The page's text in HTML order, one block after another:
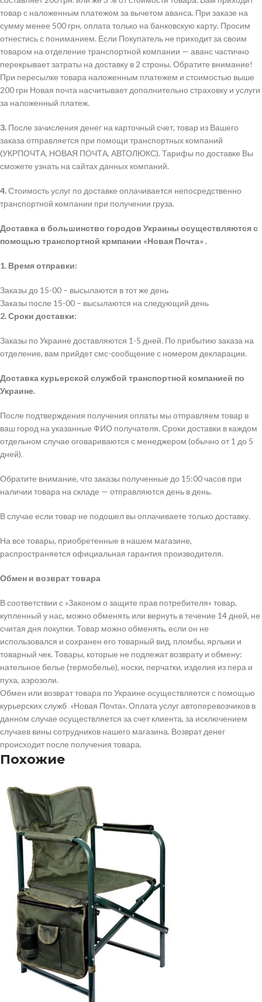
товар с наложенным платежом за вычетом аванса. При заказе на
сумму менее 500 грн, оплата только на банковскую карту. Просим
отнестись с пониманием. Если Покупатель не приходит за своим
товаром на отделение транспортной компании — аванс частично
перекрывает затраты на доставку в 2 строны. Обратите внимание!
При пересылке товара наложенным платежем и стоимостью выше
200 грн Новая почта насчитывает дополнительно страховку и услуги
за наложенный платеж.
3. После зачисления денег на карточный счет, товар из Вашего
заказа отправляется при помощи транспортных компаний
(УКРПОЧТА, НОВАЯ ПОЧТА, АВТОЛЮКС). Тарифы по доставке Вы
сможете узнать на сайтах данных компаний.
4.Стоимость услуг по доставке оплачивается непосредственно
транспортной компании при получении груза.
Доставка в большинство городов Украины осуществляются с
помощью транспортной крмпании «Новая Почта» .
1. Время отправки:
Заказы до 15-00 – высылаются в тот же день
Заказы после 15-00 – высылаются на следующий день
2. Сроки доставки:
Заказы по Украине доставляются 1-5 дней. По прибытию заказа на
отделение, вам прийдет смс-сообщение с номером декларации.
Доставка курьерской службой транспортной компанией по
Украине.
После подтверждения получения оплаты мы отправляем товар в
ваш город на указанные ФИО получателя. Сроки доставки в каждом
отдельном случае оговариваются с менеджером (обычно от 1 до 5
дней).
Обратите внимание, что заказы полученные до 15:00 часов при
наличии товара на складе — отправляются день в день.
В случае если товар не подошел вы оплачиваете только доставку.
На все товары, приобретенные в нашем магазине,
распространяется официальная гарантия производителя.
Обмен и возврат товара
В соответствии с «Законом о защите прав потребителя» товар,
купленный у нас, можно обменять или вернуть в течение 14 дней, не
считая дня покупки. Товар можно обменять, если он не
использовался и сохранен его товарный вид, пломбы, ярлыки и
товарный чек. Товары, которые не подлежат возврату и обмену:
нательное белье (термобелье), носки, перчатки, изделия из пера и
пуха, аэрозоли.
Обмен или возврат товара по Украине осуществляется с помощью
курьерских служб «Новая Почта». Оплата услуг автоперевозчиков в
данном случае осуществляется за счет клиента, за исключением
случаев вины сотрудников нашего магазина. Возврат денег
происходит после получения товара.
Похожие